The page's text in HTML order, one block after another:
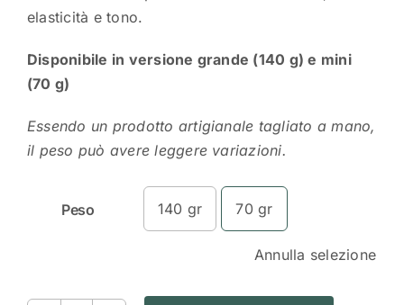
elasticità e tono.
Disponibile in versione grande (140 g) e mini
(70 g)
Essendo un prodotto artigianale tagliato a mano,
il peso può avere leggere variazioni.
Peso 140 gr 70 gr
Annulla selezione